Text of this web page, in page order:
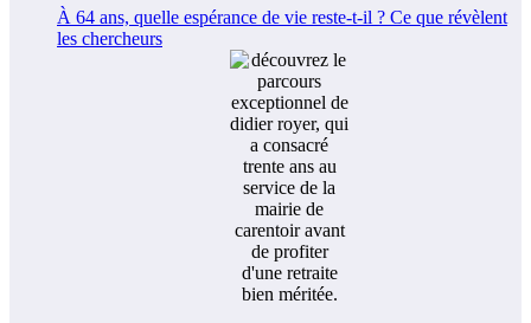
À 64 ans, quelle espérance de vie reste-t-il ? Ce que révèlent
les chercheurs